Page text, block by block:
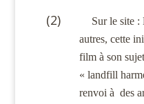
(2)
Sur le site :
autres, cette
film à son
« landfill
renvoi à des